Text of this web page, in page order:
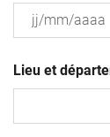
slash
MM
Lieu et